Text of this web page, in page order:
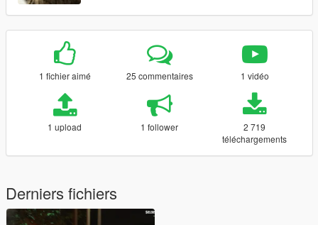
1 fichier aimé 25 commentaires 1 vidéo
1 upload 1 follower
2 719
téléchargements
Derniers fichiers